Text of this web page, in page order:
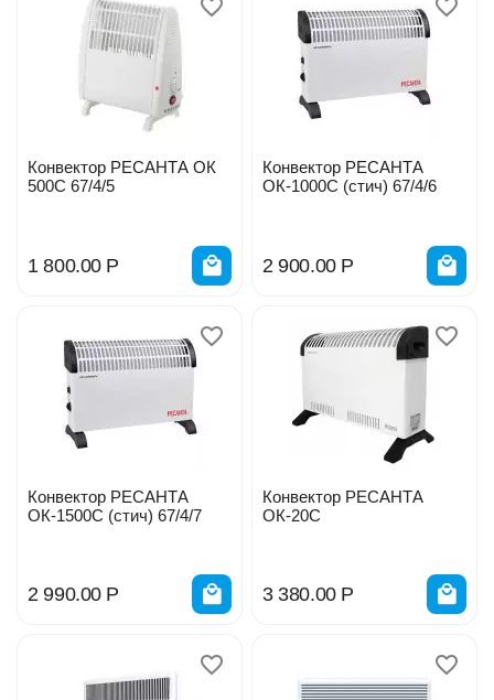
Конвектор РЕСАНТА ОК
500С 67/4/5
1 800.00 Р
Конвектор РЕСАНТА
ОК-1000С (стич) 67/4/6
2 900.00 Р
Конвектор РЕСАНТА
ОК-1500С (стич) 67/4/7
2 990.00 Р
Конвектор РЕСАНТА
ОК-20С
3 380.00 Р